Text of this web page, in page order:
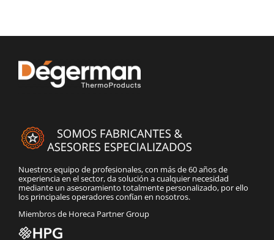
Nuestros equipo de profesionales, con más de 60 años de
experiencia en el sector, da solución a cualquier necesidad
mediante un asesoramiento totalmente personalizado, por ello
los principales operadores confían en nosotros.
Miembros de Horeca Partner Group